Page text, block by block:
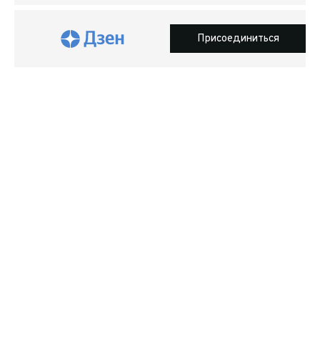
Присоединиться